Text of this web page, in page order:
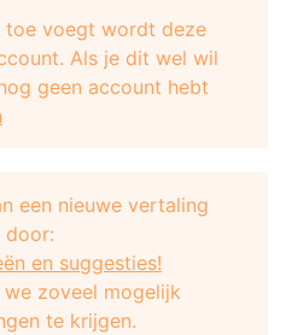
toe voegt wordt deze
Als je dit wel wil
geen account hebt
een nieuwe vertaling
door:
en suggesties!
zoveel mogelijk
te krijgen.